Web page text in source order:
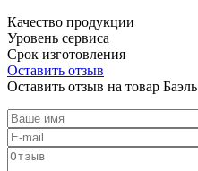
Качество продукции
Уровень сервиса
Срок изготовления
Оставить отзыв
Оставить отзыв на товар Баэль